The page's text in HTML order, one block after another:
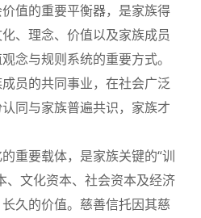
值的重要平衡器，是家族得
、理念、价值以及家族成员
念与规则系统的重要方式。
员的共同事业，在社会广泛
同与家族普遍共识，家族才
重要载体，是家族关键的“训
、文化资本、社会资本及经济
久的价值。慈善信托因其慈